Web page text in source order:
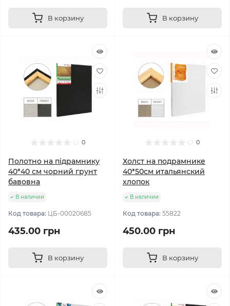
В корзину В корзину
0
Полотно на підрамнику
40*40 см чорний грунт
бавовна
В наличии
Код товара: ЦБ-00020685
435.00 грн
В корзину
0
Холст на подрамнике
40*50см итальянский
хлопок
В наличии
Код товара: 55822
450.00 грн
В корзину